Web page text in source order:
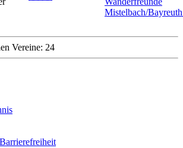
Mistelbach/
Vereine: 24